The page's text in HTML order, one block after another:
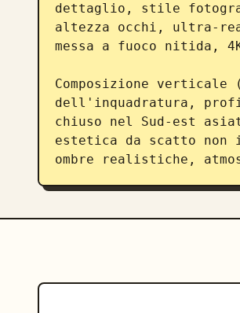
dettaglio, stile
altezza occhi, ultra-
messa a fuoco nitida,
Composizione
dell'inquadratura,
chiuso nel Sud-est
estetica da scatto non
ombre realistiche,